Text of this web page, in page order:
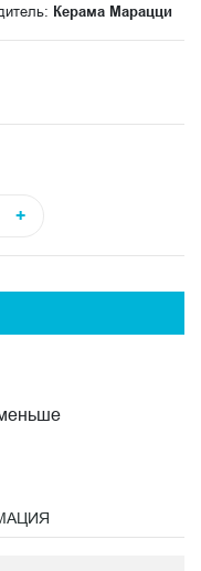
Керама Марацци
+